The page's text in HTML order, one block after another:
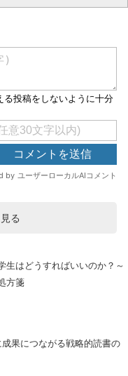
る
生はどうすればいいのか？～
方箋